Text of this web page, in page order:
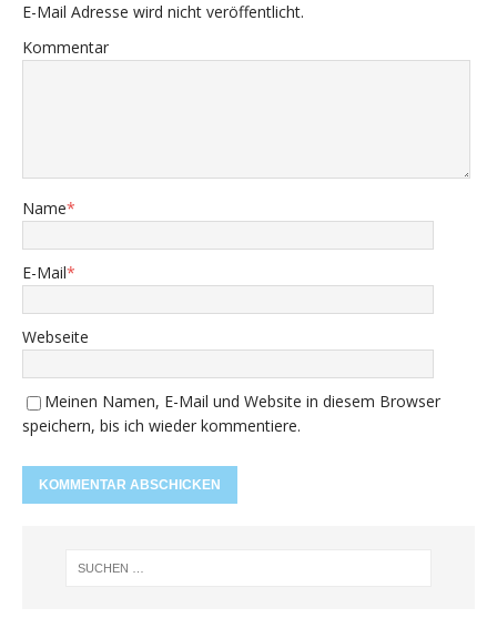
E-Mail Adresse wird nicht veröffentlicht.
Kommentar
Name*
E-Mail*
Webseite
Meinen Namen, E-Mail und Website in diesem Browser
speichern, bis ich wieder kommentiere.